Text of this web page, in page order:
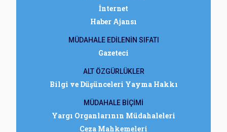
İnternet
Haber Ajansı
MÜDAHALE EDİLENİN SIFATI
Gazeteci
ALT ÖZGÜRLÜKLER
Bilgi ve Düşünceleri Yayma Hakkı
MÜDAHALE BİÇİMİ
Yargı Organlarının Müdahaleleri
Ceza Mahkemeleri